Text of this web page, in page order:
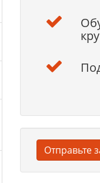
Отправьте